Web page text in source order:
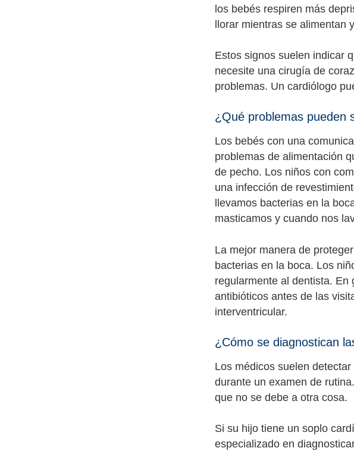
los bebés respiren más
llorar mientras se alimentan
Estos signos suelen indicar
necesite una cirugía de
problemas. Un cardiólogo
¿Qué problemas pueden
Los bebés con una
problemas de alimentación
de pecho. Los niños con
una infección de
llevamos bacterias en la
masticamos y cuando nos
La mejor manera de
bacterias en la boca. Los
regularmente al dentista.
antibióticos antes de las
interventricular.
¿Cómo se diagnostican
Los médicos suelen
durante un examen de
que no se debe a otra cosa.
Si su hijo tiene un soplo
especializado en